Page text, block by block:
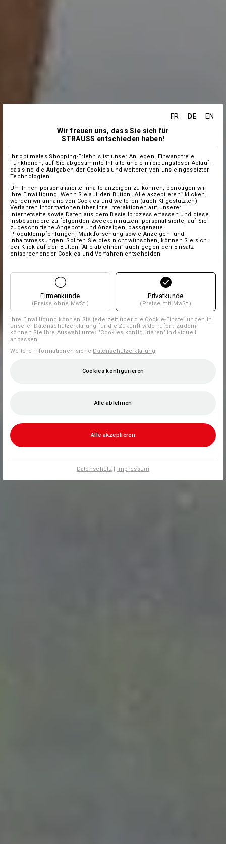
FR DE
EN
Wir freuen uns, dass Sie sich für
STRAUSS entschieden haben!
Ihr optimales Shopping-Erlebnis ist unser Anliegen! Einwandfreie
Funktionen, auf Sie abgestimmte Inhalte und ein reibungsloser Ablauf -
das sind die Aufgaben der Cookies und weiterer, von uns eingesetzter
Technologien.
Um Ihnen personalisierte Inhalte anzeigen zu können, benötigen wir
Ihre Einwilligung. Wenn Sie auf den Button „Alle akzeptieren“ klicken,
werden wir anhand von Cookies und weiteren (auch KI-gestützten)
Verfahren Informationen über Ihre Interaktionen auf unserer
Internetseite sowie Daten aus dem Bestellprozess erfassen und diese
insbesondere zu folgenden Zwecken nutzen: personalisierte, auf Sie
zugeschnittene Angebote und Anzeigen, passgenaue
Produktempfehlungen, Marktforschung sowie Anzeigen- und
Inhaltsmessungen. Sollten Sie dies nicht wünschen, können Sie sich
per Klick auf den Button “Alle ablehnen” auch gegen den Einsatz
entsprechender Cookies und Verfahren entscheiden.
Firmenkunde
(Preise ohne MwSt.)
Privatkunde
(Preise mit MwSt.)
Ihre Einwilligung können Sie jederzeit über die Cookie-Einstellungen in
unserer Datenschutzerklärung für die Zukunft widerrufen. Zudem
können Sie Ihre Auswahl unter "Cookies konfigurieren" individuell
anpassen
Weitere Informationen siehe Datenschutzerklärung.
Cookies konfigurieren
Alle ablehnen
Alle akzeptieren
Datenschutz| Impressum